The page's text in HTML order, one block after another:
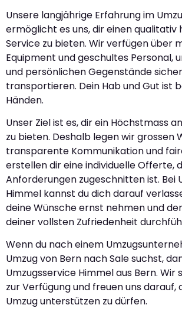
Unsere langjährige Erfahrung im
ermöglicht es uns, dir einen
Service zu bieten. Wir verfügen über
Equipment und geschultes Personal,
und persönlichen Gegenstände
transportieren. Dein Hab und Gut ist
Händen.
Unser Ziel ist es, dir ein Höchstmass
zu bieten. Deshalb legen wir grossen
transparente Kommunikation und
erstellen dir eine individuelle Offerte,
Anforderungen zugeschnitten ist. Bei
Himmel kannst du dich darauf
deine Wünsche ernst nehmen und
deiner vollsten Zufriedenheit
Wenn du nach einem
Umzug von Bern nach Sale suchst,
Umzugsservice Himmel aus Bern.
zur Verfügung und freuen uns darauf,
Umzug unterstützen zu dürfen.